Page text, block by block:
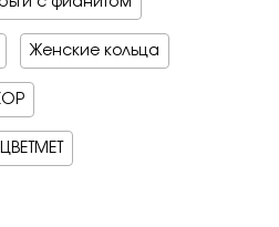
Женские кольца